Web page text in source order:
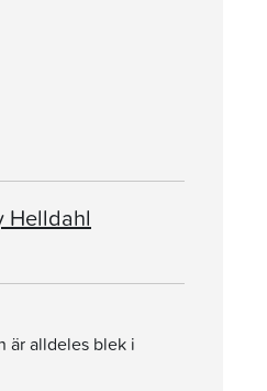
Helldahl
är alldeles blek i